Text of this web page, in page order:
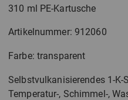
310 ml PE-Kartusche
Artikelnummer: 912060
Farbe: transparent
Selbstvulkanisierendes 1-K-
Temperatur-, Schimmel-,